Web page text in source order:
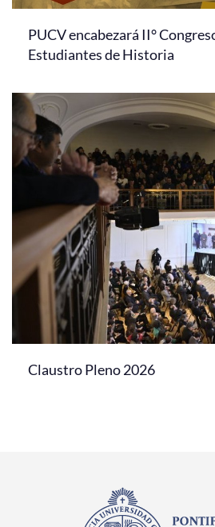
PUCV encabezará II°
Estudiantes de Historia
Claustro Pleno 2026